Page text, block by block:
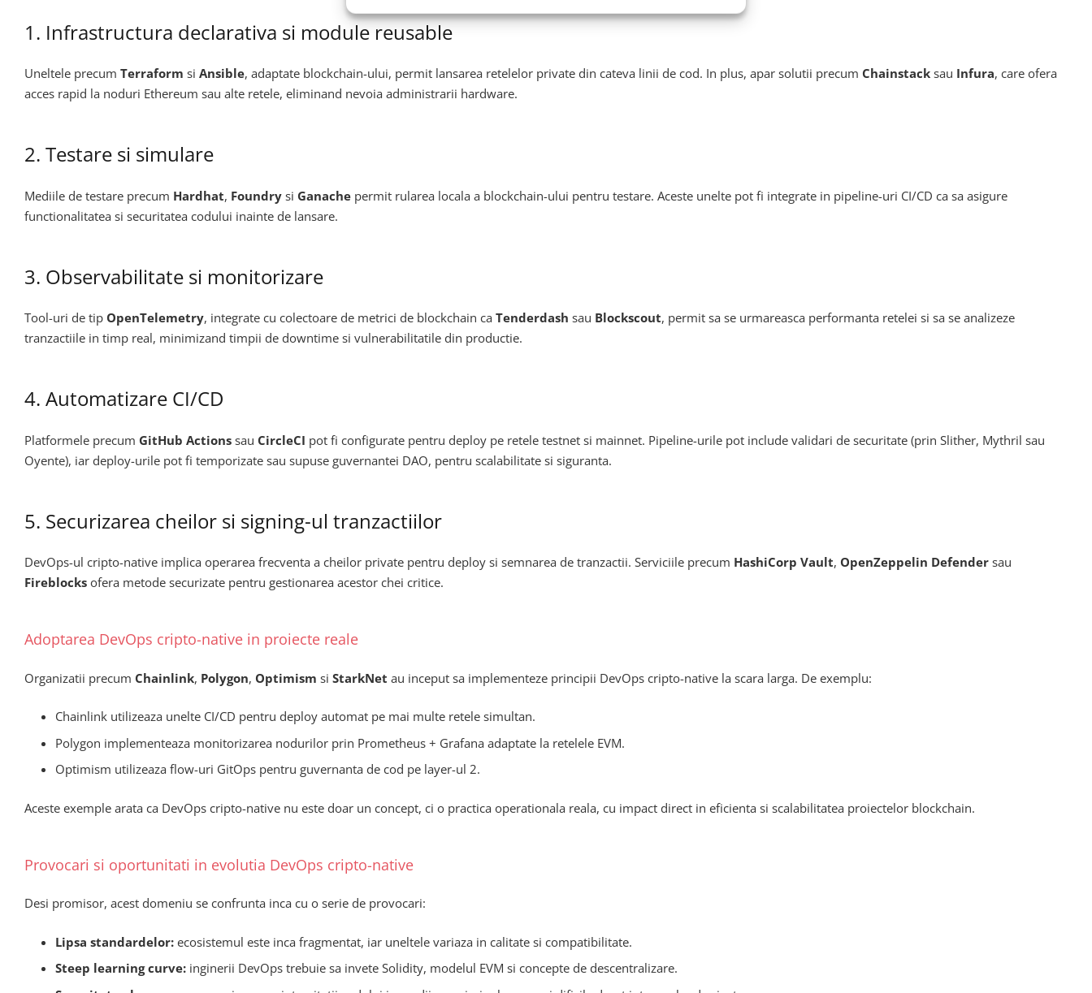
1. Infrastructura declarativa si module reusable
Uneltele precum Terraform si Ansible, adaptate blockchain-ului, permit lansarea retelelor private din cateva linii de cod. In plus, apar solutii precum Chainstack sau Infura, care ofera
acces rapid la noduri Ethereum sau alte retele, eliminand nevoia administrarii hardware.
2. Testare si simulare
Mediile de testare precum Hardhat, Foundry si Ganache permit rularea locala a blockchain-ului pentru testare. Aceste unelte pot fi integrate in pipeline-uri CI/CD ca sa asigure
functionalitatea si securitatea codului inainte de lansare.
3. Observabilitate si monitorizare
Tool-uri de tip OpenTelemetry, integrate cu colectoare de metrici de blockchain ca Tenderdash sau Blockscout, permit sa se urmareasca performanta retelei si sa se analizeze
tranzactiile in timp real, minimizand timpii de downtime si vulnerabilitatile din productie.
4. Automatizare CI/CD
Platformele precum GitHub Actions sau CircleCI pot fi configurate pentru deploy pe retele testnet si mainnet. Pipeline-urile pot include validari de securitate (prin Slither, Mythril sau
Oyente), iar deploy-urile pot fi temporizate sau supuse guvernantei DAO, pentru scalabilitate si siguranta.
5. Securizarea cheilor si signing-ul tranzactiilor
DevOps-ul cripto-native implica operarea frecventa a cheilor private pentru deploy si semnarea de tranzactii. Serviciile precum HashiCorp Vault, OpenZeppelin Defender sau
Fireblocks ofera metode securizate pentru gestionarea acestor chei critice.
Adoptarea DevOps cripto-native in proiecte reale
Organizatii precum Chainlink, Polygon, Optimism si StarkNet au inceput sa implementeze principii DevOps cripto-native la scara larga. De exemplu:
Chainlink utilizeaza unelte CI/CD pentru deploy automat pe mai multe retele simultan.
Polygon implementeaza monitorizarea nodurilor prin Prometheus + Grafana adaptate la retelele EVM.
Optimism utilizeaza flow-uri GitOps pentru guvernanta de cod pe layer-ul 2.
Aceste exemple arata ca DevOps cripto-native nu este doar un concept, ci o practica operationala reala, cu impact direct in eficienta si scalabilitatea proiectelor blockchain.
Provocari si oportunitati in evolutia DevOps cripto-native
Desi promisor, acest domeniu se confrunta inca cu o serie de provocari:
Lipsa standardelor:ecosistemul este inca fragmentat, iar uneltele variaza in calitate si compatibilitate.
Steep learning curve:inginerii DevOps trebuie sa invete Solidity, modelul EVM si concepte de descentralizare.